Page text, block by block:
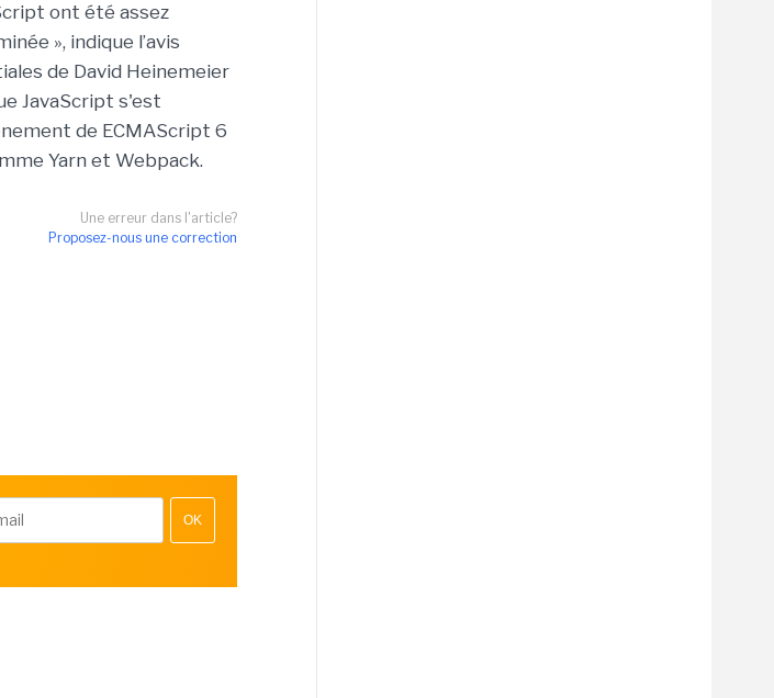
ont été assez
», indique l’avis
de David Heinemeier
JavaScript s'est
de ECMAScript 6
Yarn et Webpack.
Une erreur dans l'article?
Proposez-nous une correction
OK